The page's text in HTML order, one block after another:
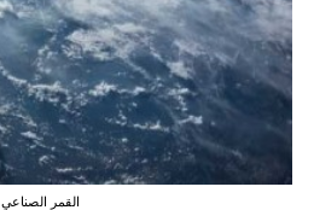
القمر الصناعي